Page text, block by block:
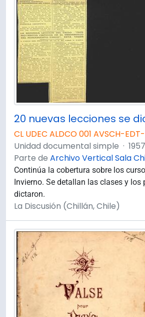
CL UDEC ALDCO 001 AVSCH-
Unidad documental simple ·
Parte de Archivo Vertical Sala
Continúa la cobertura sobre los
Invierno. Se detallan las clases y los
dictaron.
La Discusión (Chillán, Chile)